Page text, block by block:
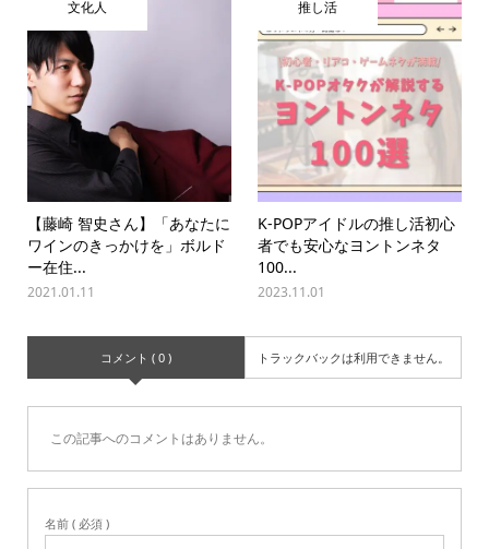
文化人
【藤崎 智史さん】「あなたに
ワインのきっかけを」ボルド
ー在住...
2021.01.11
推し活
K-POPアイドルの推し活初心
者でも安心なヨントンネタ
100...
2023.11.01
コメント ( 0 ) トラックバックは利用できません。
この記事へのコメントはありません。
名前 ( 必須 )